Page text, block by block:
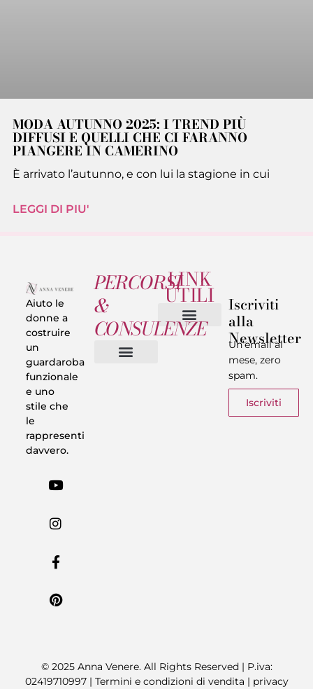
MODA AUTUNNO 2025: I TREND PIÙ
DIFFUSI E QUELLI CHE CI FARANNO
PIANGERE IN CAMERINO
È arrivato l’autunno, e con lui la stagione in cui
LEGGI DI PIU'
Aiuto le
donne a
costruire
un
guardaroba
funzionale
e uno
stile che
le
rappresenti
davvero.
PERCORSI
&
CONSULENZE
LINK
UTILI Iscriviti
alla
Newsletter
Un’email al
mese, zero
spam.
Iscriviti
© 2025 Anna Venere. All Rights Reserved | P.iva:
02419710997 | Termini e condizioni di vendita | privacy